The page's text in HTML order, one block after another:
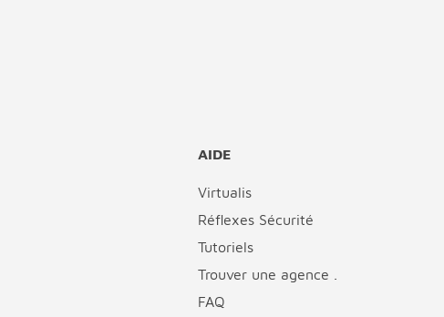
AIDE
Virtualis
Réflexes Sécurité
Tutoriels
Trouver une agence .
FAQ